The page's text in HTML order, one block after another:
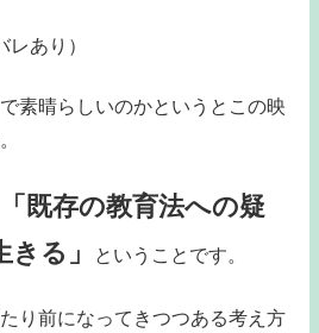
あり）
素晴らしいのかというとこの映
「既存の教育法への疑
きる」 ということです。
り前になってきつつある考え方